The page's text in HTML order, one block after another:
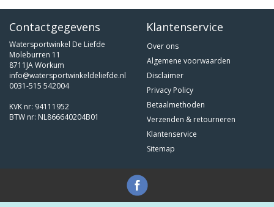
Contactgegevens
Watersportwinkel De Liefde
Moleburren 11
8711JA Workum
info@watersportwinkeldeliefde.nl
0031-515 542004
KVK nr: 94111952
BTW nr: NL866640204B01
Klantenservice
Over ons
Algemene voorwaarden
Disclaimer
Privacy Policy
Betaalmethoden
Verzenden & retourneren
Klantenservice
Sitemap